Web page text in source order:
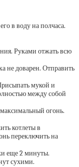
в воду на полчаса.
Руками отжать всю
не доварен. Отправить
мукой и
между собой
огонь.
котлеты в
переключить на
еще 2 минуты.
сухими.